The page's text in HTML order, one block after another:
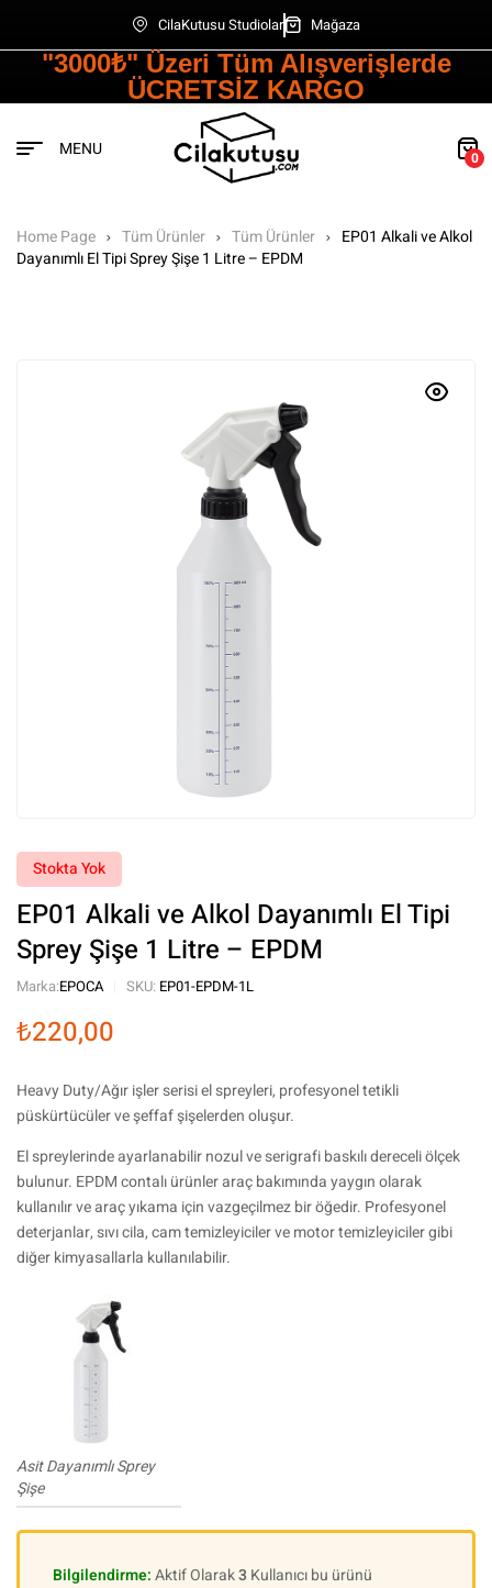
CilaKutusu Studiolar Mağaza
"3000₺" Üzeri Tüm Alışverişlerde
ÜCRETSİZ KARGO
MENU 0
Home Page Tüm Ürünler Tüm Ürünler
EP01 Alkali ve Alkol
Dayanımlı El Tipi Sprey Şişe 1 Litre – EPDM
Stokta Yok
EP01 Alkali ve Alkol Dayanımlı El Tipi
Sprey Şişe 1 Litre – EPDM
Marka:EPOCA SKU: EP01-EPDM-1L
₺220,00
Heavy Duty/Ağır işler serisi el spreyleri, profesyonel tetikli
püskürtücüler ve şeffaf şişelerden oluşur.
El spreylerinde ayarlanabilir nozul ve serigrafi baskılı dereceli ölçek
bulunur. EPDM contalı ürünler araç bakımında yaygın olarak
kullanılır ve araç yıkama için vazgeçilmez bir öğedir. Profesyonel
deterjanlar, sıvı cila, cam temizleyiciler ve motor temizleyiciler gibi
diğer kimyasallarla kullanılabilir.
Asit Dayanımlı Sprey
Şişe
Bilgilendirme:Aktif Olarak3Kullanıcı bu ürünü